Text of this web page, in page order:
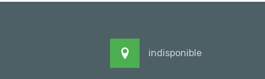
indisponible